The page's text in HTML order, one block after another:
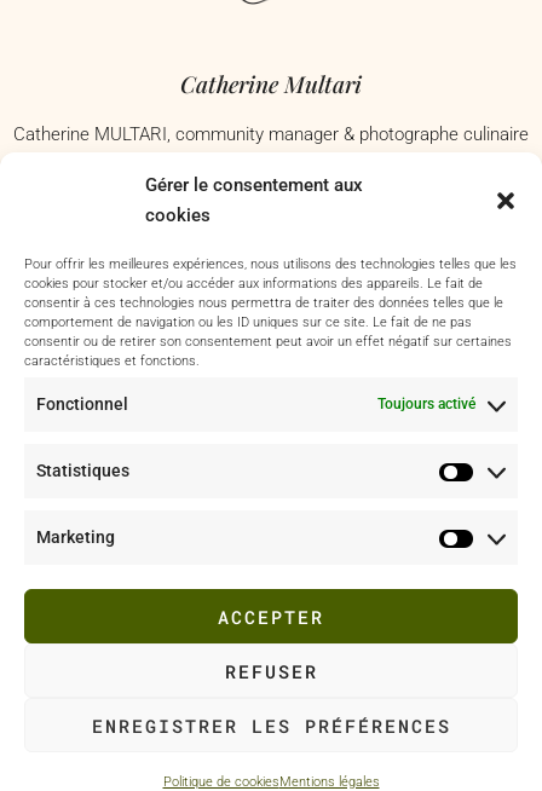
Gérer le consentement aux
cookies
Pour offrir les meilleures expériences, nous utilisons des technologies telles que les
cookies pour stocker et/ou accéder aux informations des appareils. Le fait de
consentir à ces technologies nous permettra de traiter des données telles que le
comportement de navigation ou les ID uniques sur ce site. Le fait de ne pas
consentir ou de retirer son consentement peut avoir un effet négatif sur certaines
caractéristiques et fonctions.
Fonctionnel Toujours activé
Statistiques
Marketing
ACCEPTER
REFUSER
ENREGISTRER LES PRÉFÉRENCES
Politique de cookiesMentions légales
Catherine Multari
Catherine MULTARI, community manager & photographe culinaire
culinaires à mettre en valeur avec passion leur savoir-faire. Basée
dans les Alpes-Maritimes – Je me déplace à Antibes, Nice,
Cannes, Grasse, Toulon, Aix-en-Provence et dans tout le Var.
Portfolio & Instagram
TOP